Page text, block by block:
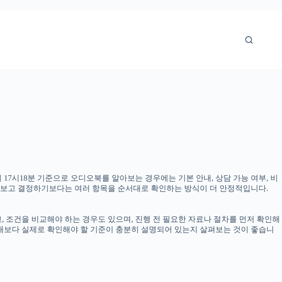
시18분 기준으로 오디오북를 알아보는 경우에는 기본 안내, 상담 가능 여부, 비
고 결정하기보다는 여러 항목을 순서대로 확인하는 방식이 더 안정적입니다.
건을 비교해야 하는 경우도 있으며, 진행 전 필요한 자료나 절차를 먼저 확인해
다 실제로 확인해야 할 기준이 충분히 설명되어 있는지 살펴보는 것이 좋습니